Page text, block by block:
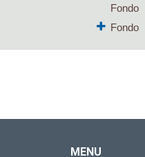
Fondo
Fondo
MENU